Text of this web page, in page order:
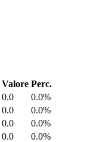
Valore Perc.
0.0
0.0%
0.0
0.0%
0.0
0.0%
0.0
0.0%